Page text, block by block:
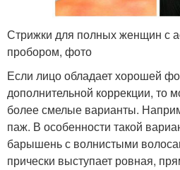
Стрижки для полных женщин с
пробором, фото
Если лицо обладает хорошей
дополнительной коррекции, то
более смелые варианты.
паж. В особенности такой
барышень с волнистыми
прически выступает ровная,